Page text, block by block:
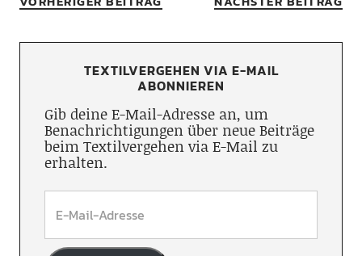
TEXTILVERGEHEN VIA E-MAIL
ABONNIEREN
Gib deine E-Mail-Adresse an, um
Benachrichtigungen über neue Beiträge
beim Textilvergehen via E-Mail zu
erhalten.